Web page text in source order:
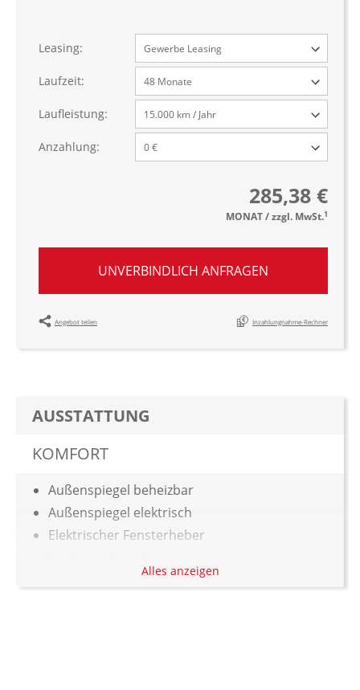
Leasing:
Laufzeit:
Laufleistung:
Anzahlung:
285,38 €
MONAT / zzgl. MwSt.1
UNVERBINDLICH ANFRAGEN
Angebot teilen Inzahlungnahme-Rechner
AUSSTATTUNG
KOMFORT
Außenspiegel beheizbar
Außenspiegel elektrisch
Elektrischer Fensterheber
Zentralverriegelung
Alles anzeigen